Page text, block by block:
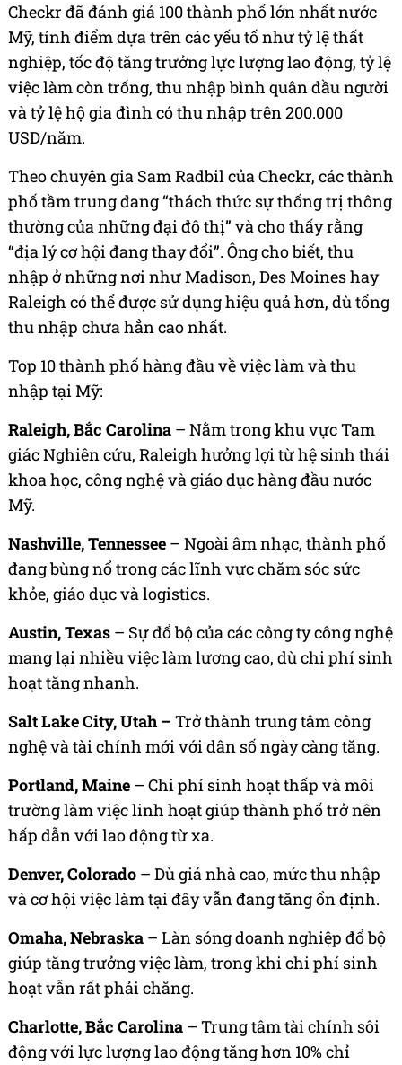
Checkr đã đánh giá 100 thành phố lớn nhất nước
Mỹ, tính điểm dựa trên các yếu tố như tỷ lệ thất
nghiệp, tốc độ tăng trưởng lực lượng lao động, tỷ lệ
việc làm còn trống, thu nhập bình quân đầu người
và tỷ lệ hộ gia đình có thu nhập trên 200.000
USD/năm.
Theo chuyên gia Sam Radbil của Checkr, các thành
phố tầm trung đang “thách thức sự thống trị thông
thường của những đại đô thị” và cho thấy rằng
“địa lý cơ hội đang thay đổi”. Ông cho biết, thu
nhập ở những nơi như Madison, Des Moines hay
Raleigh có thể được sử dụng hiệu quả hơn, dù tổng
thu nhập chưa hẳn cao nhất.
Top 10 thành phố hàng đầu về việc làm và thu
nhập tại Mỹ:
Raleigh, Bắc Carolina – Nằm trong khu vực Tam
giác Nghiên cứu, Raleigh hưởng lợi từ hệ sinh thái
khoa học, công nghệ và giáo dục hàng đầu nước
Mỹ.
Nashville, Tennessee – Ngoài âm nhạc, thành phố
đang bùng nổ trong các lĩnh vực chăm sóc sức
khỏe, giáo dục và logistics.
Austin, Texas – Sự đổ bộ của các công ty công nghệ
mang lại nhiều việc làm lương cao, dù chi phí sinh
hoạt tăng nhanh.
Salt Lake City, Utah – Trở thành trung tâm công
nghệ và tài chính mới với dân số ngày càng tăng.
Portland, Maine – Chi phí sinh hoạt thấp và môi
trường làm việc linh hoạt giúp thành phố trở nên
hấp dẫn với lao động từ xa.
Denver, Colorado – Dù giá nhà cao, mức thu nhập
và cơ hội việc làm tại đây vẫn đang tăng ổn định.
Omaha, Nebraska – Làn sóng doanh nghiệp đổ bộ
giúp tăng trưởng việc làm, trong khi chi phí sinh
hoạt vẫn rất phải chăng.
Charlotte, Bắc Carolina – Trung tâm tài chính sôi
động với lực lượng lao động tăng hơn 10% chỉ